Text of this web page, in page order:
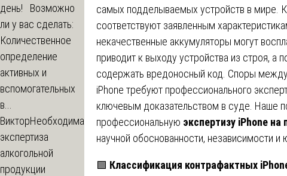
самых подделываемых устройств в мире.
соответствуют заявленным
некачественные аккумуляторы могут
приводит к выходу устройства из строя,
содержать вредоносный код. Споры
iPhone требуют профессионального
ключевым доказательством в суде. Наше
профессиональную экспертизу iPhone на
научной обоснованности, независимости и
🟩 Классификация контрафактных
день! Возможно
ли у вас сделать:
Количественное
определение
активных и
вспомогательных
в...
ВикторНеобходима
экспертиза
алкогольной
продукции